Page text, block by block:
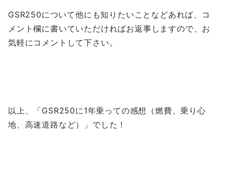
GSR250について他にも知りたいことなどあれば、コ
メント欄に書いていただければお返事しますので、お
気軽にコメントして下さい。
以上、「GSR250に1年乗っての感想（燃費、乗り心
地、高速道路など）」でした！